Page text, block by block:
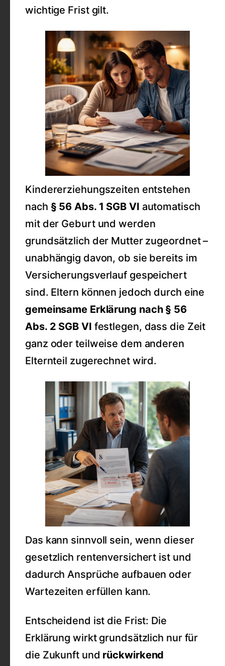
wichtige Frist gilt.
Kindererziehungszeiten entstehen
nach § 56 Abs. 1 SGB VI automatisch
mit der Geburt und werden
grundsätzlich der Mutter zugeordnet –
unabhängig davon, ob sie bereits im
Versicherungsverlauf gespeichert
sind. Eltern können jedoch durch eine
gemeinsame Erklärung nach § 56
Abs. 2 SGB VI festlegen, dass die Zeit
ganz oder teilweise dem anderen
Elternteil zugerechnet wird.
Das kann sinnvoll sein, wenn dieser
gesetzlich rentenversichert ist und
dadurch Ansprüche aufbauen oder
Wartezeiten erfüllen kann.
Entscheidend ist die Frist: Die
Erklärung wirkt grundsätzlich nur für
die Zukunft und rückwirkend